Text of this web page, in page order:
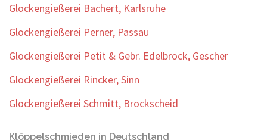
Glockengießerei Bachert, Karlsruhe
Glockengießerei Perner, Passau
Glockengießerei Petit & Gebr. Edelbrock, Gescher
Glockengießerei Rincker, Sinn
Glockengießerei Schmitt, Brockscheid
Klöppelschmieden in Deutschland